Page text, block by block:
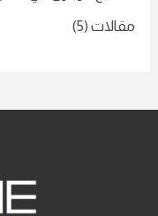
مقالات (5)